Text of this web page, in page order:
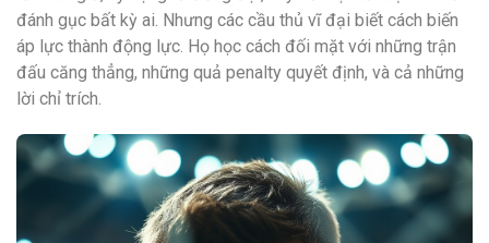
đánh gục bất kỳ ai. Nhưng các cầu thủ vĩ đại biết cách biến
áp lực thành động lực. Họ học cách đối mặt với những trận
đấu căng thẳng, những quả penalty quyết định, và cả những
lời chỉ trích.